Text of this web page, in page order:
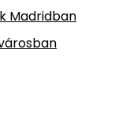
Madridban